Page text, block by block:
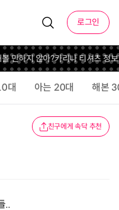
로그인
만하지 않아?카리나 티셔츠 정보
대 아는 20대 해본
친구에게 속닥 추천
..